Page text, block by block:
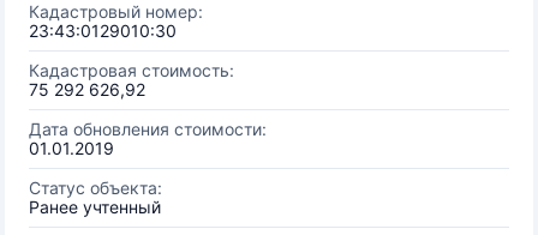
Кадастровый номер:
23:43:0129010:30
Кадастровая стоимость:
75 292 626,92
Дата обновления стоимости:
01.01.2019
Статус объекта:
Ранее учтенный